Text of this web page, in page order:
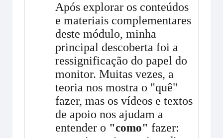
Após explorar os conteúdos
e materiais complementares
deste módulo, minha
principal descoberta foi a
ressignificação do papel do
monitor. Muitas vezes, a
teoria nos mostra o "quê"
fazer, mas os vídeos e textos
de apoio nos ajudam a
entender o "como" fazer: